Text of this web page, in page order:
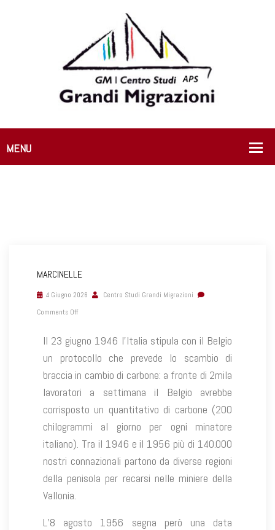
MARCINELLE
4 Giugno 2026
Centro Studi Grandi Migrazioni
Comments Off
Il 23 giugno 1946 l’Italia stipula con il Belgio
un protocollo che prevede lo scambio di
braccia in cambio di carbone: a fronte di 2mila
lavoratori a settimana il Belgio avrebbe
corrisposto un quantitativo di carbone (200
chilogrammi al giorno per ogni minatore
italiano). Tra il 1946 e il 1956 più di 140.000
nostri connazionali partono da diverse regioni
della penisola per recarsi nelle miniere della
Vallonia.
L’8 agosto 1956 segna però una data